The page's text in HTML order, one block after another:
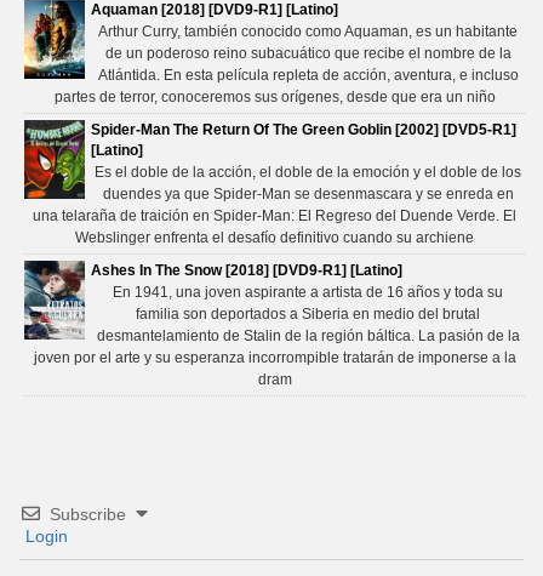
Aquaman [2018] [DVD9-R1] [Latino]
Arthur Curry, también conocido como Aquaman, es un habitante
de un poderoso reino subacuático que recibe el nombre de la
Atlántida. En esta película repleta de acción, aventura, e incluso
partes de terror, conoceremos sus orígenes, desde que era un niño
Spider-Man The Return Of The Green Goblin [2002] [DVD5-R1]
[Latino]
Es el doble de la acción, el doble de la emoción y el doble de los
duendes ya que Spider-Man se desenmascara y se enreda en
una telaraña de traición en Spider-Man: El Regreso del Duende Verde. El
Webslinger enfrenta el desafío definitivo cuando su archiene
Ashes In The Snow [2018] [DVD9-R1] [Latino]
En 1941, una joven aspirante a artista de 16 años y toda su
familia son deportados a Siberia en medio del brutal
desmantelamiento de Stalin de la región báltica. La pasión de la
joven por el arte y su esperanza incorrompible tratarán de imponerse a la
dram
Subscribe
Login